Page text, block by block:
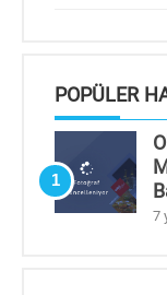
POPÜLER
1
7